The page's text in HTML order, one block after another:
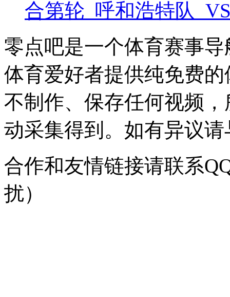
合第轮 呼和浩特队
零点吧是一个体育赛事
体育爱好者提供纯免费
不制作、保存任何视频
动采集得到。如有异议
合作和友情链接请联系
扰）